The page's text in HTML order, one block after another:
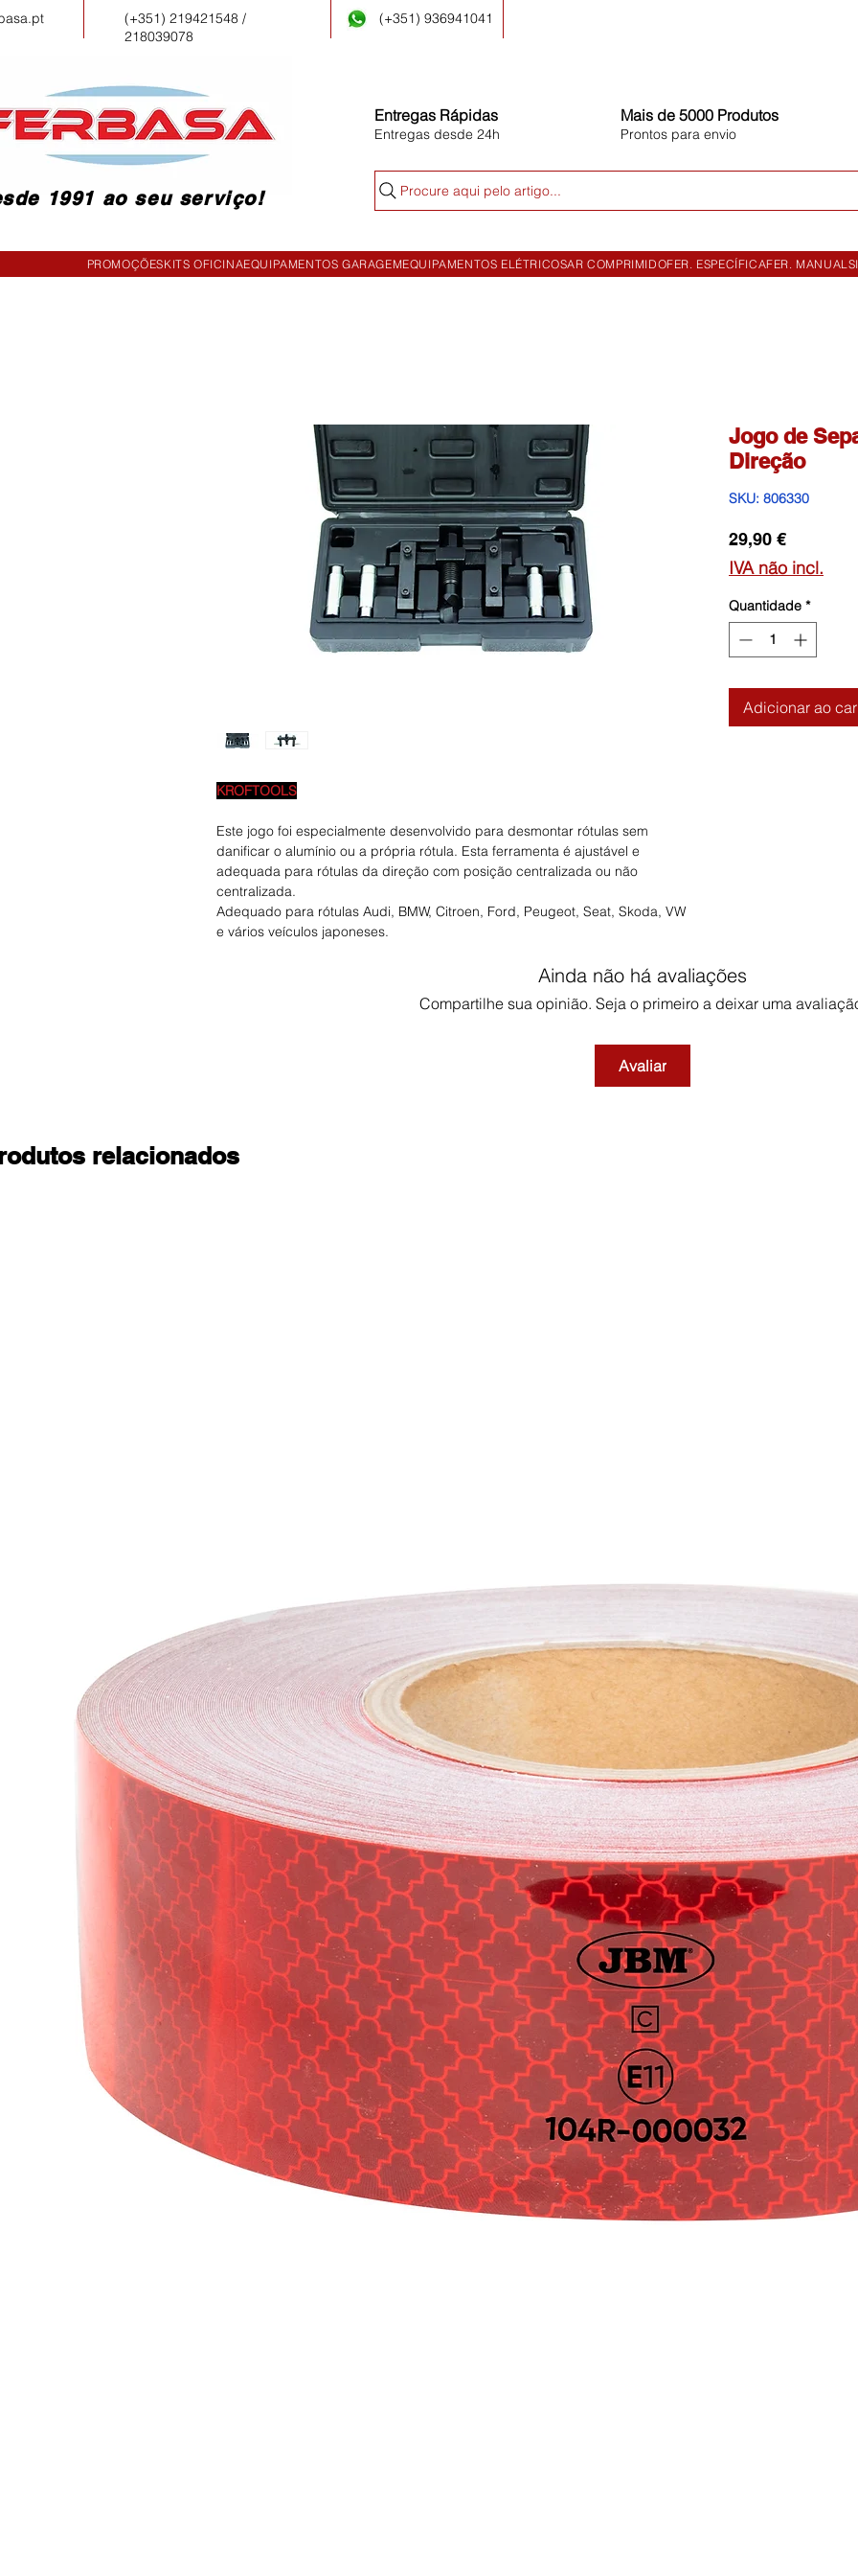
(+351) 219421548 /
218039078
(+351) 936941041
1991 ao seu serviço!
Entregas Rápidas
Entregas desde 24h
Mais de 5000 Produtos
Prontos para envio
Procure aqui pelo artigo...
PROMOÇÕESKITS OFICINAEQUIPAMENTOS GARAGEMEQUIPAMENTOS ELÉTRICOSAR COMPRIMIDOFER. ESPECÍFICAFER. MANUAL
KROFTOOLS
Este jogo foi especialmente desenvolvido para desmontar rótulas sem
danificar o alumínio ou a própria rótula. Esta ferramenta é ajustável e
adequada para rótulas da direção com posição centralizada ou não
centralizada.
Adequado para rótulas Audi, BMW, Citroen, Ford, Peugeot, Seat, Skoda, VW
e vários veículos japoneses.
Jogo de
Direção
SKU: 806330
29,90 €Preço
IVA não incl.
Quantidade *
Adicionar ao
Ainda não há avaliações
Compartilhe sua opinião. Seja o primeiro a deixar uma
Avaliar
relacionados